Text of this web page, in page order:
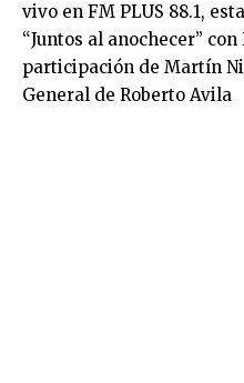
vivo en FM PLUS 88.1,
“Juntos al anochecer”
participación de Martín
General de Roberto Avila